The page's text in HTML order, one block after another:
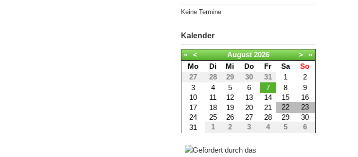
Keine Termine
Kalender
« < August 2026 >
»
Mo
Di Mi Do Fr Sa
So
27
28 29 30 31 1
2
3
4 5 6 7 8
9
10
11 12 13 14 15
16
17
18 19 20 21 22
23
24
25 26 27 28 29
30
31
1 2 3 4 5 6